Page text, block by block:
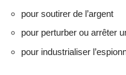
pour soutirer de l’argent
pour perturber ou arrêter
pour industrialiser